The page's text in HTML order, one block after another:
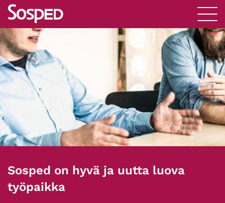
Sosped on hyvä ja uutta luova
työpaikka